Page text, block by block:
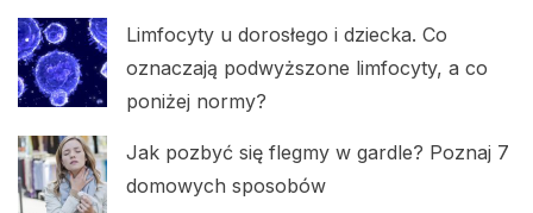
Limfocyty u dorosłego i dziecka. Co
oznaczają podwyższone limfocyty, a co
poniżej normy?
Jak pozbyć się flegmy w gardle? Poznaj 7
domowych sposobów